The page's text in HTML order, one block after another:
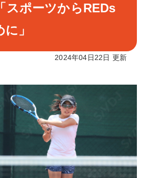
スポーツからREDs
」
2024年04日22日 更新